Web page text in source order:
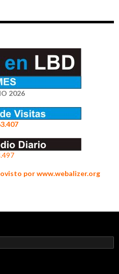
2026
por www.webalizer.org